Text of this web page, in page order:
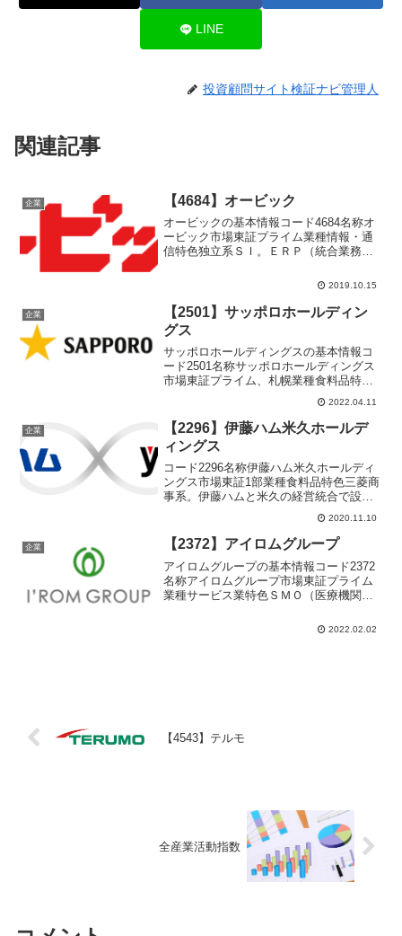
LINE
投資顧問サイト検証ナビ管理人
関連記事
企業 【4684】オービック
オービックの基本情報コード4684名称オ
ービック市場東証プライム業種情報・通
信特色独立系ＳＩ。ＥＲＰ（統合業務ソ
けも深耕。持分にＯＢＣ代表者橘 昇一
算3月...
2019.10.15
企業
【2501】サッポロホールディン
グス
サッポロホールディングスの基本情報コ
ード2501名称サッポロホールディングス
市場東証プライム、札幌業種食料品特色
ビール類国内有力メーカー。海外は北米
が柱。不動産に強み。外食も。ポッカと
経営統合代表者尾賀 真城設立1949年9月
1日上場194...
2022.04.11
企業
【2296】伊藤ハム米久ホールデ
ィングス
コード2296名称伊藤ハム米久ホールディ
ングス市場東証1部業種食料品特色三菱商
事系。伊藤ハムと米久の経営統合で設
立。ハム・ソー首位。食肉大手。ＮＺに
アンズコ社代表者宮下 功設立2016年4月
1日上場2016年4月1日決算3月末日単元株
数10...
2020.11.10
企業 【2372】アイロムグループ
アイロムグループの基本情報コード2372
名称アイロムグループ市場東証プライム
業種サービス業特色ＳＭＯ（医療機関向
（医薬品開発受託）も。医療モール運営
2022.02.02
【4543】テルモ
全産業活動指数